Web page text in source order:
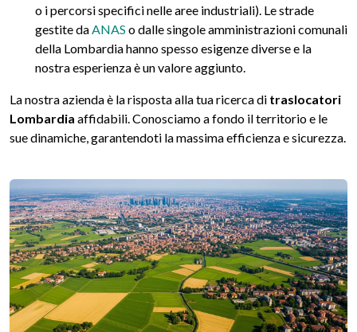
o i percorsi specifici nelle aree industriali). Le strade
gestite daANAS o dalle singole amministrazioni comunali
della Lombardia hanno spesso esigenze diverse e la
nostra esperienza è un valore aggiunto.
La nostra azienda è la risposta alla tua ricerca di traslocatori
Lombardia affidabili. Conosciamo a fondo il territorio e le
sue dinamiche, garantendoti la massima efficienza e sicurezza.